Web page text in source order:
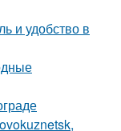
и удобство в